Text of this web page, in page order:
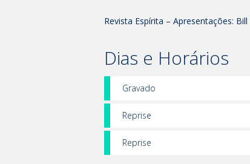
Revista Espírita – Apresentações:
Dias e Horários
Gravado
Reprise
Reprise